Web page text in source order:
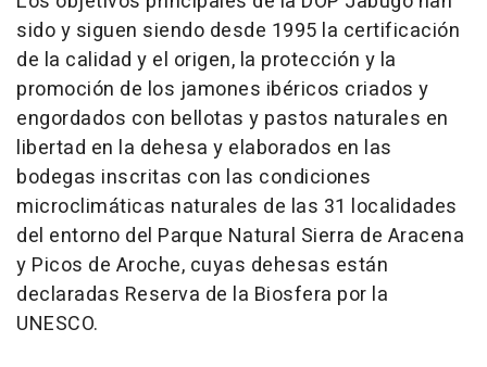
sido y siguen siendo desde 1995 la certificación
de la calidad y el origen, la protección y la
promoción de los jamones ibéricos criados y
engordados con bellotas y pastos naturales en
libertad en la dehesa y elaborados en las
bodegas inscritas con las condiciones
microclimáticas naturales de las 31 localidades
del entorno del Parque Natural Sierra de Aracena
y Picos de Aroche, cuyas dehesas están
declaradas Reserva de la Biosfera por la
UNESCO.